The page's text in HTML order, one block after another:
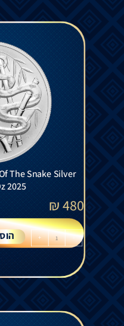
The Snake Silver
2025
480
₪
-
+